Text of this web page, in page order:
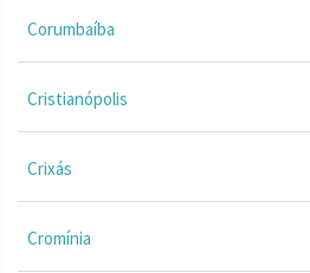
Corumbaíba
Cristianópolis
Crixás
Cromínia